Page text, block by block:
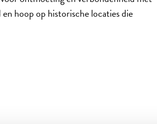
hoop op historische locaties die